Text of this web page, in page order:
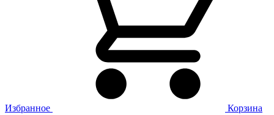
Избранное
Корзина